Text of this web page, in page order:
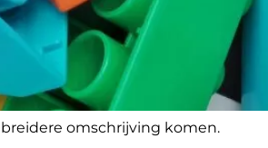
omschrijving komen.